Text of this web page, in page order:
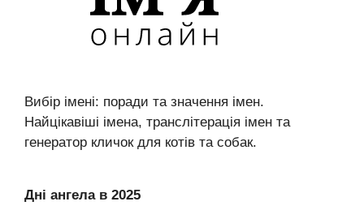
Вибір імені: поради та значення імен.
Найцікавіші імена, транслітерація імен та
генератор кличок для котів та собак.
Дні ангела в 2025